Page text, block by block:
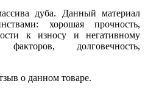
дуба. Данный материал
хорошая прочность,
к износу и негативному
долговечность,
о данном товаре.